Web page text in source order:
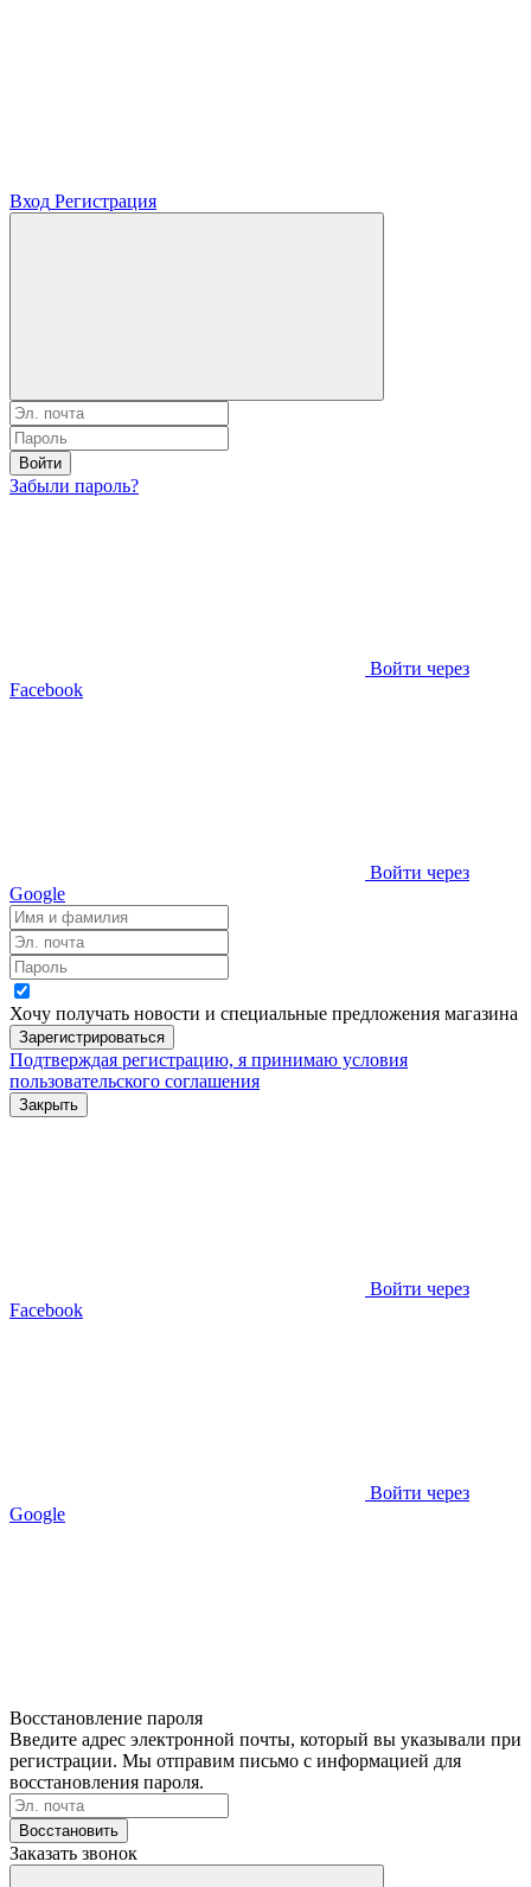
Вход Регистрация
Войти
Забыли пароль?
Войти через
Facebook
Войти через
Google
Хочу получать новости и специальные предложения магазина
Зарегистрироваться
Подтверждая регистрацию, я принимаю условия
пользовательского соглашения
Закрыть
Войти через
Facebook
Войти через
Google
Восстановление пароля
Введите адрес электронной почты, который вы указывали при
регистрации. Мы отправим письмо с информацией для
восстановления пароля.
Восстановить
Заказать звонок